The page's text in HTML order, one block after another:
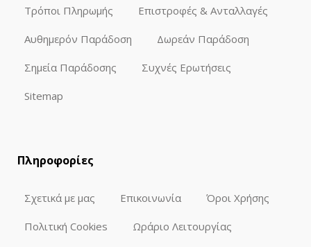
Τρόποι Πληρωμής Επιστροφές & Ανταλλαγές
Αυθημερόν Παράδοση Δωρεάν Παράδοση
Σημεία Παράδοσης Συχνές Ερωτήσεις
Sitemap
Πληροφορίες
Σχετικά με μας Επικοινωνία Όροι Χρήσης
Πολιτική Cookies Ωράριο Λειτουργίας